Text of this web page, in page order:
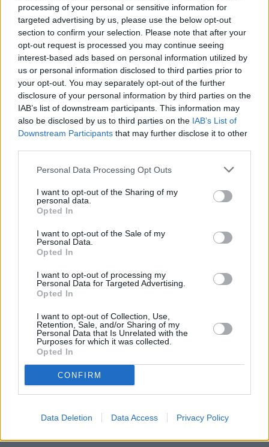
processing of your personal or sensitive information for
targeted advertising by us, please use the below opt-out
section to confirm your selection. Please note that after your
opt-out request is processed you may continue seeing
interest-based ads based on personal information utilized by
us or personal information disclosed to third parties prior to
your opt-out. You may separately opt-out of the further
disclosure of your personal information by third parties on the
IAB’s list of downstream participants. This information may
also be disclosed by us to third parties on the IAB’s List of
Downstream Participants that may further disclose it to other
Personal Data Processing Opt Outs
I want to opt-out of the Sharing of my
personal data.
Opted In
I want to opt-out of the Sale of my
Personal Data.
Opted In
I want to opt-out of processing my
Personal Data for Targeted Advertising.
Opted In
I want to opt-out of Collection, Use,
Retention, Sale, and/or Sharing of my
Personal Data that Is Unrelated with the
Purposes for which it was collected.
Opted In
CONFIRM
Data Deletion Data Access Privacy Policy
Abbigliamento formale da donna:
collezioni e approfondimenti di mercato
Esplora le ultime tendenze, collezioni e approfondimenti di mercato
sull'abbigliamento formale femminile. Scopri le preferenze globali,
occasioni speciali.
2025-04-24Redazione
Leggi di più